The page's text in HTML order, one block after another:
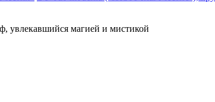
увлекавшийся магией и мистикой